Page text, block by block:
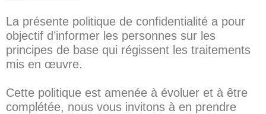
La présente politique de confidentialité a pour
objectif d’informer les personnes sur les
principes de base qui régissent les traitements
mis en œuvre.
Cette politique est amenée à évoluer et à être
complétée, nous vous invitons à en prendre